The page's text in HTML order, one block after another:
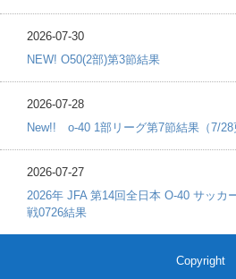
2026-07-30
NEW! O50(2部)第3節結果
2026-07-28
New!! o-40 1部リーグ第7節結果（7/28
2026-07-27
2026年 JFA 第14回全日本 O-40 サッカ
戦0726結果
Copyright